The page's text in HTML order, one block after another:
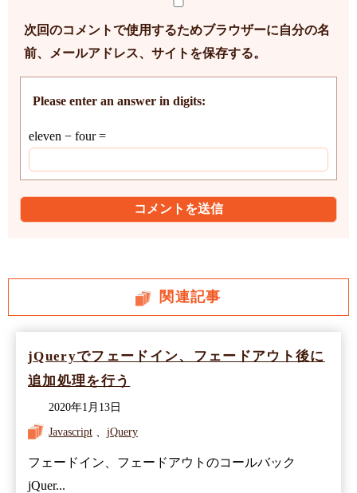
次回のコメントで使用するためブラウザーに自分の名
前、メールアドレス、サイトを保存する。
Please enter an answer in digits:
eleven − four =
関連記事
jQueryでフェードイン、フェードアウト後に
追加処理を行う
2020年1月13日
Javascript 、 jQuery
フェードイン、フェードアウトのコールバック
jQuer...